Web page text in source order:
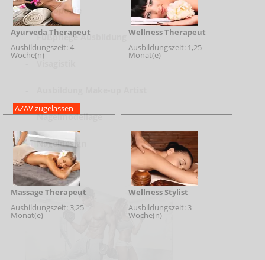
Ayurveda Therapeut
Ausbildungszeit: 4
Woche(n)
AZAV zugelassen
Wellness Therapeut
Ausbildungszeit: 1,25
Monat(e)
Massage Therapeut
Ausbildungszeit: 3,25
Monat(e)
Wellness Stylist
Ausbildungszeit: 3
Woche(n)
- Chiropodie
- Fußpflege Ausbildung
- Nagelmodellage
- Nageldesign
- Hairdesign